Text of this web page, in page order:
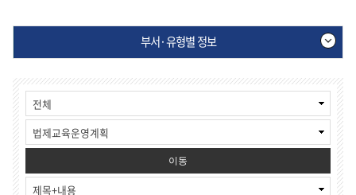
고
기
유
열
기
부서·유형별 정보
부
서
·
유
형
별
정
보
게
시
물
검
색
이동